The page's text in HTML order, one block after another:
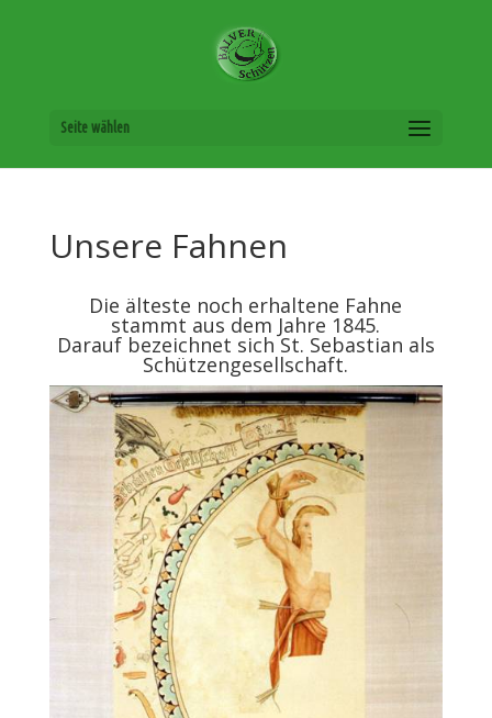
Seite wählen
Unsere Fahnen
Die älteste noch erhaltene Fahne
stammt aus dem Jahre 1845.
Darauf bezeichnet sich St. Sebastian als
Schützengesellschaft.